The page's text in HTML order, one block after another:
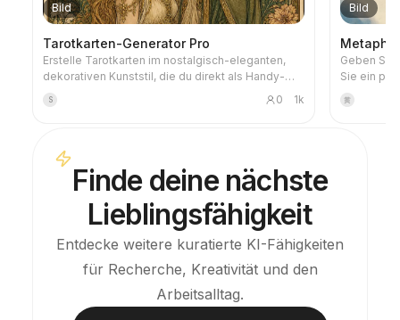
Bild
Tarotkarten-Generator Pro
Erstelle Tarotkarten im nostalgisch-eleganten,
dekorativen Kunststil, die du direkt als Handy-
Lieblingsthema (z. B. nordische Mythologie, ein
bedeutungsvolle Tarotkarten-Bilder generiert.
Unterstützt werden die gesamten 78 Karten,
einzelne Gruppen oder eine eigene Auswahl. Die
Bilder sind detailreich und ansprechend, ohne
den rohen KI-Kunststoff-Look. Kombinierbar mit
YouMind-Zeitplanung, um jeden Morgen
automatisch Karten zu ziehen und zu deuten
(Zeitplan muss selbst konfiguriert werden).
S 0 1k
Bild
Geben
Sie ein
körnige
黄
Finde deine nächste
Lieblingsfähigkeit
Entdecke weitere kuratierte KI-Fähigkeiten
für Recherche, Kreativität und den
Arbeitsalltag.